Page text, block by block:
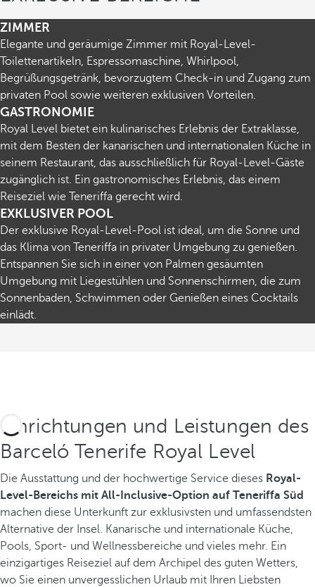
ZIMMER
Elegante und geräumige Zimmer mit Royal-Level-
Toilettenartikeln, Espressomaschine, Whirlpool,
Begrüßungsgetränk, bevorzugtem Check-in und Zugang zum
privaten Pool sowie weiteren exklusiven Vorteilen.
GASTRONOMIE
Royal Level bietet ein kulinarisches Erlebnis der Extraklasse,
mit dem Besten der kanarischen und internationalen Küche in
seinem Restaurant, das ausschließlich für Royal-Level-Gäste
zugänglich ist. Ein gastronomisches Erlebnis, das einem
Reiseziel wie Teneriffa gerecht wird.
EXKLUSIVER POOL
Der exklusive Royal-Level-Pool ist ideal, um die Sonne und
das Klima von Teneriffa in privater Umgebung zu genießen.
Entspannen Sie sich in einer von Palmen gesäumten
Umgebung mit Liegestühlen und Sonnenschirmen, die zum
Sonnenbaden, Schwimmen oder Genießen eines Cocktails
einlädt.
Einrichtungen und Leistungen des
Barceló Tenerife Royal Level
Die Ausstattung und der hochwertige Service dieses Royal-
Level-Bereichs mit All-Inclusive-Option auf Teneriffa Süd
machen diese Unterkunft zur exklusivsten und umfassendsten
Alternative der Insel. Kanarische und internationale Küche,
Pools, Sport- und Wellnessbereiche und vieles mehr. Ein
einzigartiges Reiseziel auf dem Archipel des guten Wetters,
wo Sie einen unvergesslichen Urlaub mit Ihren Liebsten